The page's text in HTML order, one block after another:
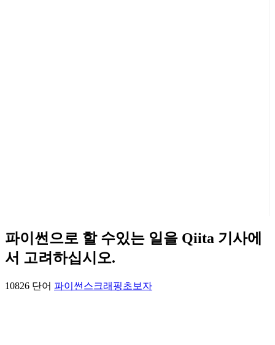
파이썬으로 할 수있는 일을 Qiita 기사에
서 고려하십시오.
10826 단어 파이썬 스크래핑초보자